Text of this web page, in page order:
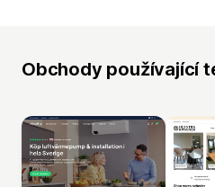
Obchody používající